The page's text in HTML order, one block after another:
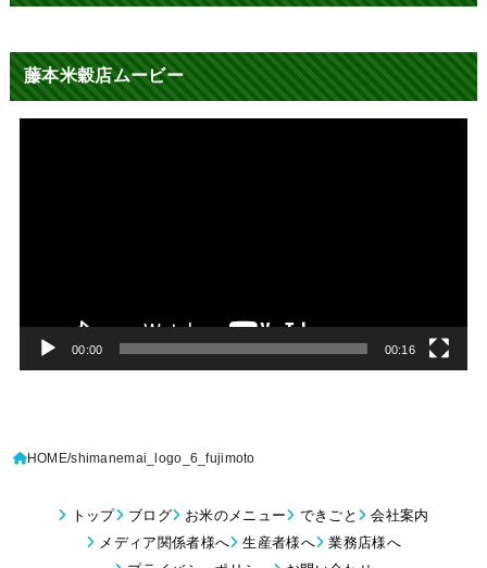
藤本米穀店ムービー
00:00 00:16
HOME shimanemai_logo_6_fujimoto
トップ ブログ お米のメニュー できごと
会社案内
メディア関係者様へ
生産者様へ
業務店様へ